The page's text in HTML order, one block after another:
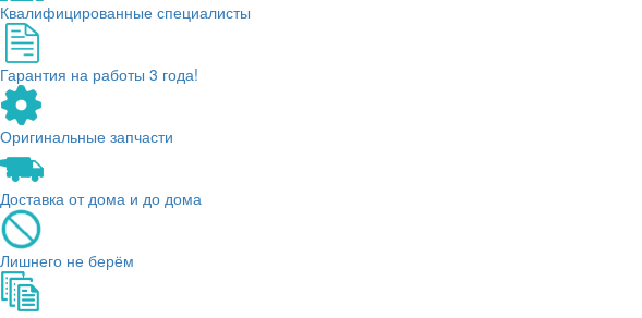
Квалифицированные специалисты
Гарантия на работы 3 года!
Оригинальные запчасти
Доставка от дома и до дома
Лишнего не берём